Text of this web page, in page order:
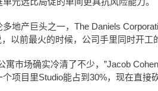
多地产巨头之一，The Daniels
以前最火的时候，公司手里同时开工
寓市场确实冷清了不少，”Jacob
项目里Studio能占到30%，现在直接